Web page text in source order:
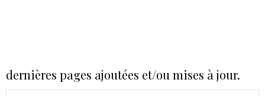
dernières pages ajoutées et/ou mises à jour.